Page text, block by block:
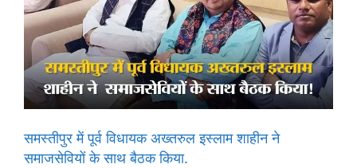
समस्तीपुर में पूर्व विधायक अख्तरुल इस्लाम शाहीन ने
समाजसेवियों के साथ बैठक किया.